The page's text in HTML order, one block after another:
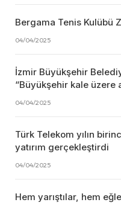
Bergama Tenis Kulübü
04/04/2025
İzmir Büyükşehir
“Büyükşehir kale üzere
04/04/2025
Türk Telekom yılın
yatırım gerçekleştirdi
04/04/2025
Hem yarıştılar, hem